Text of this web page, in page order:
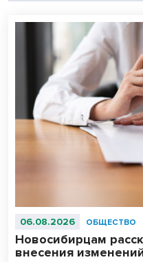
06.08.2026 ОБЩЕСТВО
Новосибирцам
внесения